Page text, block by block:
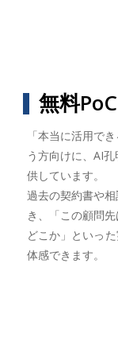
無料
「本当に活用で
う方向けに、AI
供しています。
過去の契約書や
き、「この顧問
どこか」といっ
体感できます。